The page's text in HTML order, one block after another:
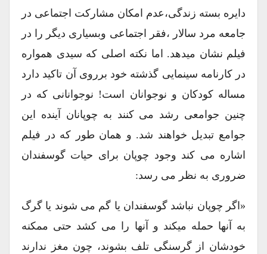
دایره بسته زندگی،عدم امکان مشارکت اجتماعی در
جامعه مرد سالار ،فقر اجتماعی وبسیاری دیگر را در
فیلم نشان میدهد. اما نکته اصلی که سیدی همواره
در کارنامه سینمایی گذشته خود برروی آن تاکید دارد
مساله کودکان و نوجوانان است! نوجوانانی که در
چنین جوامعی رشد می کنند به چوپانان آینده این
جوامع تبدیل خواهند شد. و همان طور که در فیلم
اشاره می کند وجود چوپان برای حیات گوسفندان
ضروری به نظر می رسد:
«اگر چوپان نباشد گوسفندان یا گم می شوند یا گرگ
به آنها حمله میکند و آنها را می کشد حتی ممکنه
خودشان از گرسنگی تلف بشوند، چون مغز ندارند